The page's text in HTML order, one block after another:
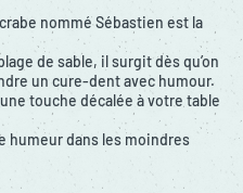
nommé Sébastien est la
de sable, il surgit dès qu’on
un cure-dent avec humour.
touche décalée à votre table
humeur dans les moindres